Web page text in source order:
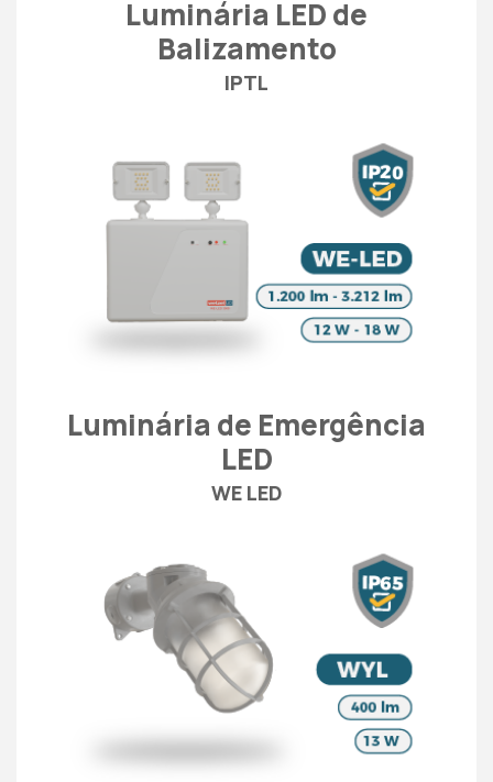
Luminária de Emergência
LED
WE LED
Luminária LED de
Balizamento
IPTL